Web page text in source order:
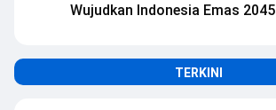
Wujudkan Indonesia Emas 2045
TERKINI